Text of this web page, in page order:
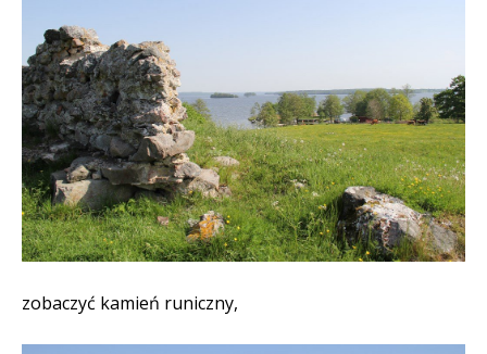
zobaczyć kamień runiczny,